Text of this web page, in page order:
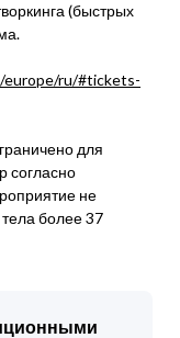
(быстрых
europe/ru/#tickets-
для
согласно
не
более 37